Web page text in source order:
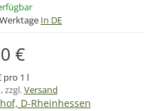
In DE
€
pro 1 l
zzgl.Versand
D-Rheinhessen